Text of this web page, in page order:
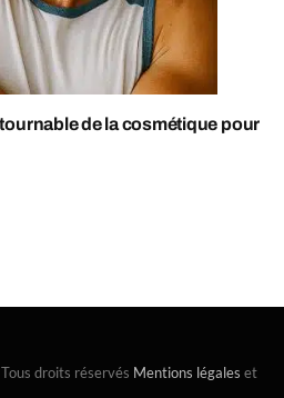
de la cosmétique pour
droits réservés Mentions légales et